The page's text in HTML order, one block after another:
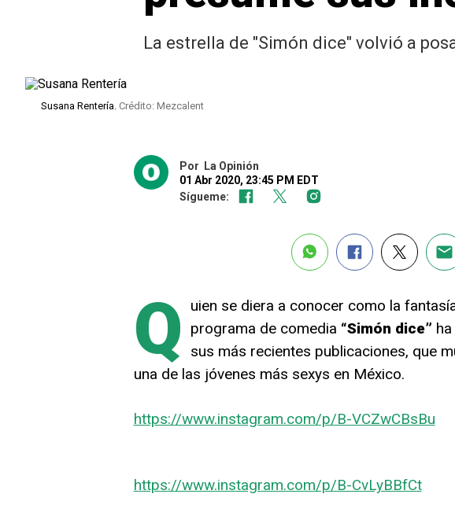
La estrella de "Simón dice" volvió a
Susana Rentería. Crédito: Mezcalent
Por
La Opinión
01 Abr 2020, 23:45 PM EDT
Sígueme:
Q uien se diera a conocer como la
programa de comedia “Simón dice”
sus más recientes publicaciones, que
una de las jóvenes más sexys en México.
https://www.instagram.com/p/B-VCZwCBsBu
https://www.instagram.com/p/B-CvLyBBfCt